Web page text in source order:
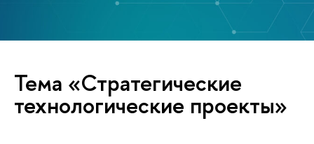
Тема «Стратегические
технологические проекты»